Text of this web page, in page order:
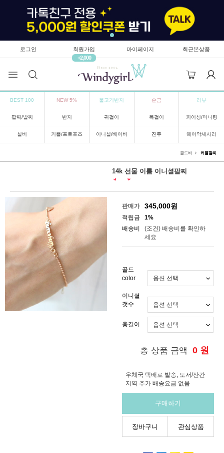
로그인
회원가입
+2,000
마이페이지 최근본상품
BEST 100 NEW 5% 물고기반지 순금 리뷰
팔찌/발찌 반지 귀걸이 목걸이 피어싱/미니링
실버 커플/프로포즈 이니셜/베이비 진주 헤어악세사리
골드바 커플팔찌
14k 선물 이름 이니셜팔찌
판매가 345,000원
적립금
1%
배송비
(조건) 배송비를 확인하
세요
골드
color
이니셜
갯수
총길이
총 상품 금액 0 원
우체국 택배로 발송, 도서/산간
지역 추가 배송요금 없음
구매하기
장바구니 관심상품